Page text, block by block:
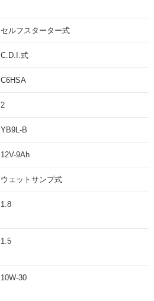
セルフスターター式
C.D.I.式
C6HSA
2
YB9L-B
12V-9Ah
ウェットサンプ式
1.8
1.5
10W-30